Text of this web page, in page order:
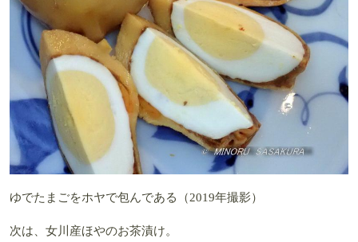
ゆでたまごをホヤで包んである（2019年撮影）
次は、女川産ほやのお茶漬け。